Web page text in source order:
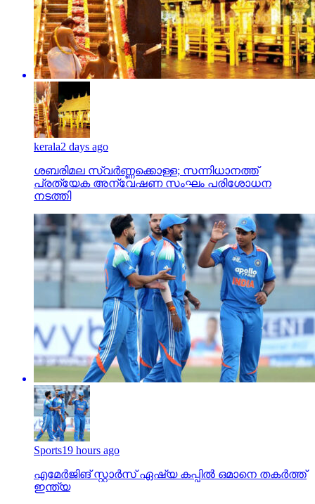
kerala2 days ago
ശബരിമല സ്വര്‍ണ്ണക്കൊള്ള; സന്നിധാനത്ത്
പ്രത്യേക അന്വേഷണ സംഘം പരിശോധന
നടത്തി
Sports19 hours ago
എമേര്‍ജിങ് സ്റ്റാര്‍സ് ഏഷ്യ കപ്പില്‍ ഒമാനെ തകര്‍ത്ത്
ഇന്ത്യ